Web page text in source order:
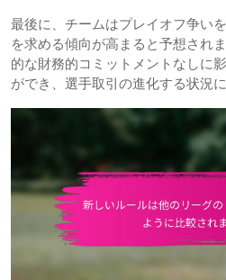
最後に、チームはプレイオフ争い
を求める傾向が高まると予想され
的な財務的コミットメントなしに
ができ、選手取引の進化する状況に